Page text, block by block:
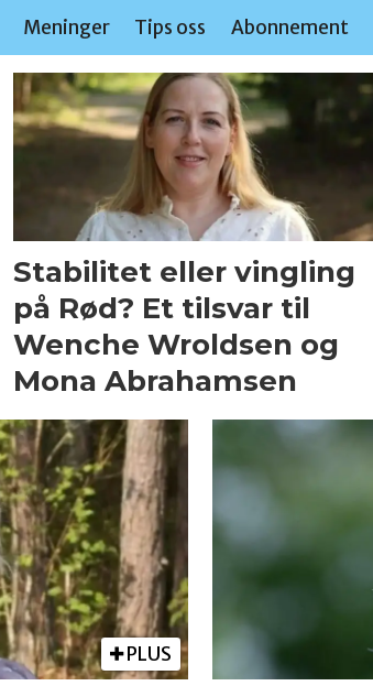
Meninger Tips oss Abonnement
Stabilitet eller vingling
på Rød? Et tilsvar til
Wenche Wroldsen og
Mona Abrahamsen
PLUS